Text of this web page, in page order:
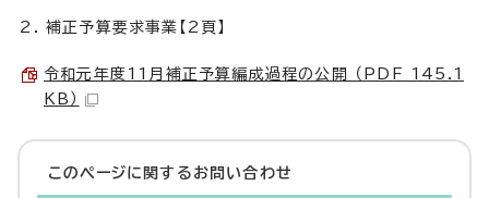
補正予算要求事業【2頁】
令和元年度11月補正予算編成過程の公開 （PDF 145.1
KB）
このページに関する お問い合わせ